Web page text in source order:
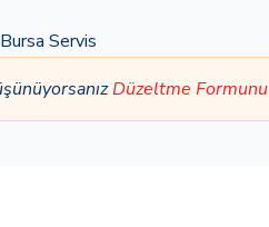
Servis
Düzeltme Formunu